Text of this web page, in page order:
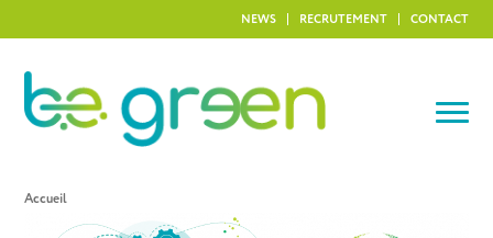
NEWS RECRUTEMENT CONTACT
Accueil